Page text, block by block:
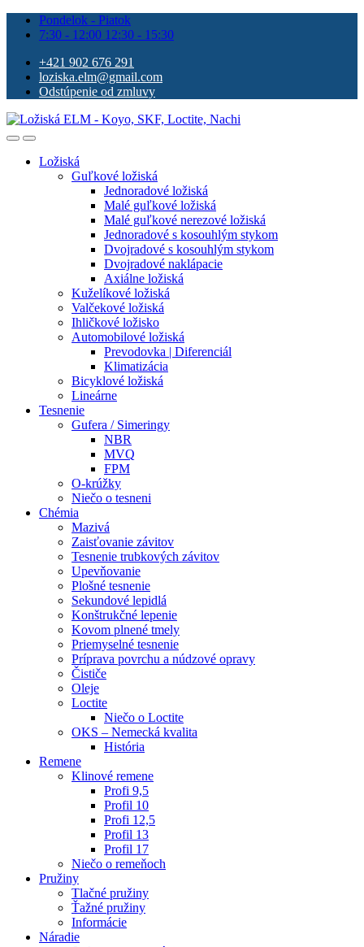
Pondelok - Piatok
7:30 - 12:00 12:30 - 15:30
+421 902 676 291
loziska.elm@gmail.com
Odstúpenie od zmluvy
Ložiská
Guľkové ložiská
Jednoradové ložiská
Malé guľkové ložiská
Malé guľkové nerezové ložiská
Jednoradové s kosouhlým stykom
Dvojradové s kosouhlým stykom
Dvojradové naklápacie
Axiálne ložiská
Kuželíkové ložiská
Valčekové ložiská
Ihličkové ložisko
Automobilové ložiská
Prevodovka | Diferenciál
Klimatizácia
Bicyklové ložiská
Lineárne
Tesnenie
Gufera / Simeringy
NBR
MVQ
FPM
O-krúžky
Niečo o tesneni
Chémia
Mazivá
Zaisťovanie závitov
Tesnenie trubkových závitov
Upevňovanie
Plošné tesnenie
Sekundové lepidlá
Konštrukčné lepenie
Kovom plnené tmely
Priemyselné tesnenie
Príprava povrchu a núdzové opravy
Čističe
Oleje
Loctite
Niečo o Loctite
OKS – Nemecká kvalita
História
Remene
Klinové remene
Profi 9,5
Profil 10
Profi 12,5
Profil 13
Profil 17
Niečo o remeňoch
Pružiny
Tlačné pružiny
Ťažné pružiny
Informácie
Náradie